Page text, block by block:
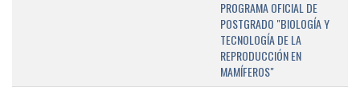
PROGRAMA OFICIAL DE
POSTGRADO "BIOLOGÍA Y
TECNOLOGÍA DE LA
REPRODUCCIÓN EN
MAMÍFEROS"